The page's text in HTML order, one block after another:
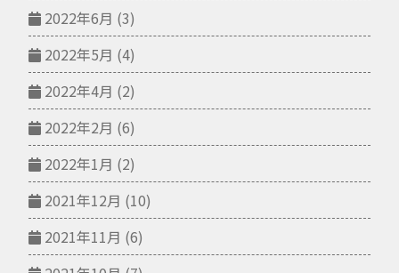
2022年6月 (3)
2022年5月 (4)
2022年4月 (2)
2022年2月 (6)
2022年1月 (2)
2021年12月 (10)
2021年11月 (6)